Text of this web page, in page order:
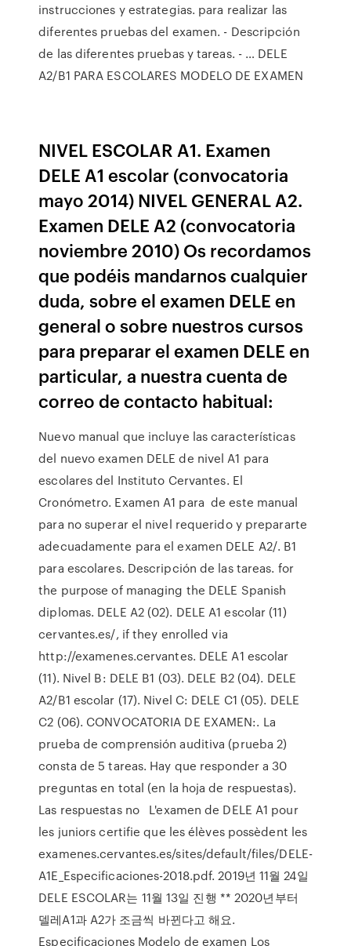
instrucciones y estrategias. para realizar las
diferentes pruebas del examen. - Descripción
de las diferentes pruebas y tareas. - … DELE
A2/B1 PARA ESCOLARES MODELO DE EXAMEN
NIVEL ESCOLAR A1. Examen
DELE A1 escolar (convocatoria
mayo 2014) NIVEL GENERAL A2.
Examen DELE A2 (convocatoria
noviembre 2010) Os recordamos
que podéis mandarnos cualquier
duda, sobre el examen DELE en
general o sobre nuestros cursos
para preparar el examen DELE en
particular, a nuestra cuenta de
correo de contacto habitual:
Nuevo manual que incluye las características
del nuevo examen DELE de nivel A1 para
escolares del Instituto Cervantes. El
Cronómetro. Examen A1 para de este manual
para no superar el nivel requerido y prepararte
adecuadamente para el examen DELE A2/. B1
para escolares. Descripción de las tareas. for
the purpose of managing the DELE Spanish
diplomas. DELE A2 (02). DELE A1 escolar (11)
cervantes.es/, if they enrolled via
http://examenes.cervantes. DELE A1 escolar
(11). Nivel B: DELE B1 (03). DELE B2 (04). DELE
A2/B1 escolar (17). Nivel C: DELE C1 (05). DELE
C2 (06). CONVOCATORIA DE EXAMEN:. La
prueba de comprensión auditiva (prueba 2)
consta de 5 tareas. Hay que responder a 30
preguntas en total (en la hoja de respuestas).
Las respuestas no L'examen de DELE A1 pour
les juniors certifie que les élèves possèdent les
examenes.cervantes.es/sites/default/files/DELE-
A1E_Especificaciones-2018.pdf. 2019년 11월 24일
DELE ESCOLAR는 11월 13일 진행 ** 2020년부터
델레A1과 A2가 조금씩 바뀐다고 해요.
Especificaciones Modelo de examen Los